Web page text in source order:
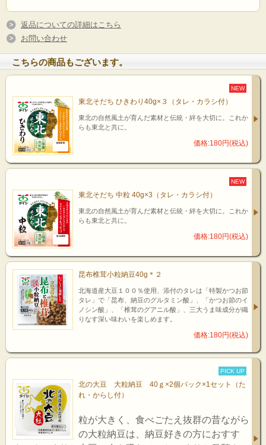
返品についての詳細はこちら
お問い合わせ
こちらの商品もございます。
NEW
東北そだち ひきわり40g×３（タレ・カラシ付）
東北の自然風土が育んだ素材と伝統・絆を大切に。これか
らも東北と共に。
価格:180円(税込)
NEW
東北そだち 中粒 40g×3（タレ・カラシ付）
東北の自然風土が育んだ素材と伝統・絆を大切に。これか
らも東北と共に。
価格:180円(税込)
昆布椎茸小粒納豆40g＊２
北海道産大豆１００％使用、添付のタレは「特製かつお節
タレ」で「昆布、納豆のグルタミン酸」、「かつお節のイ
ノシン酸」、「椎茸のグアニル酸」、三大うま味成分が織
りなす深い味わいを楽しめます。
価格:180円(税込)
PICK UP
北の大豆 大粒納豆 40ｇ×2個パック×1セット（た
れ・からし付）
粒が大きく、食べごたえ抜群の昔ながら
の大粒納豆は、納豆好きの方におすす